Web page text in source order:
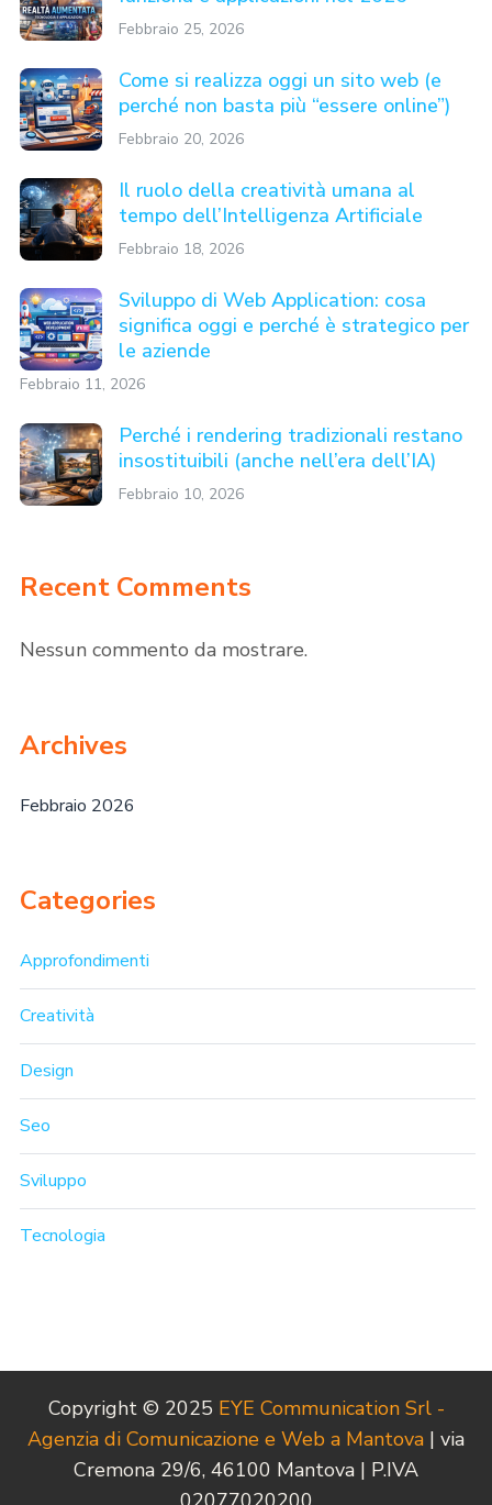
Febbraio 25, 2026
Come si realizza oggi un sito web (e
perché non basta più “essere online”)
Febbraio 20, 2026
Il ruolo della creatività umana al
tempo dell’Intelligenza Artificiale
Febbraio 18, 2026
Sviluppo di Web Application: cosa
significa oggi e perché è strategico per
le aziende
Febbraio 11, 2026
Perché i rendering tradizionali restano
insostituibili (anche nell’era dell’IA)
Febbraio 10, 2026
Recent Comments
Nessun commento da mostrare.
Archives
Febbraio 2026
Categories
Approfondimenti
Creatività
Design
Seo
Sviluppo
Tecnologia
Copyright © 2025 EYE Communication Srl -
Agenzia di Comunicazione e Web a Mantova | via
Cremona 29/6, 46100 Mantova | P.IVA